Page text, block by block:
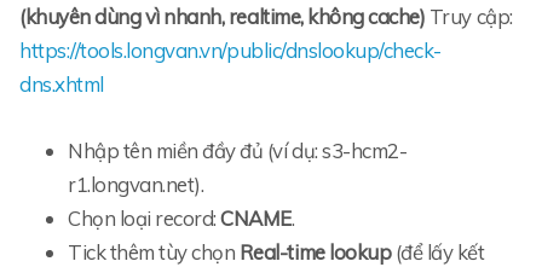
(khuyên dùng vì nhanh, realtime, không cache) Truy cập:
https://tools.longvan.vn/public/dnslookup/check-
dns.xhtml
Nhập tên miền đầy đủ (ví dụ: s3-hcm2-
r1.longvan.net).
Chọn loại record:CNAME.
Tick thêm tùy chọn Real-time lookup(để lấy kết